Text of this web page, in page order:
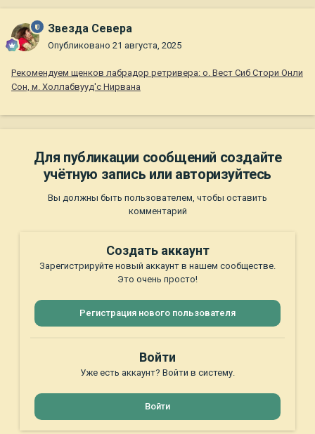
Звезда Севера
Опубликовано 21 августа, 2025
Рекомендуем щенков лабрадор ретривера: о. Вест Сиб Стори Онли
Сон, м. Холлабвууд'c Нирвана
Для публикации сообщений создайте
учётную запись или авторизуйтесь
Вы должны быть пользователем, чтобы оставить
комментарий
Создать аккаунт
Зарегистрируйте новый аккаунт в нашем сообществе.
Это очень просто!
Регистрация нового пользователя
Войти
Уже есть аккаунт? Войти в систему.
Войти